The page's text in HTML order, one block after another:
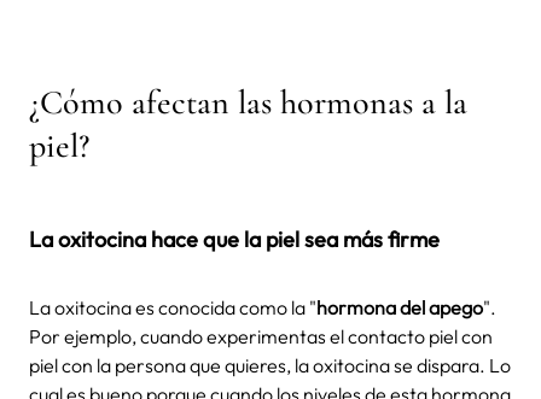
¿Cómo afectan las hormonas a la
piel?
La oxitocina hace que la piel sea más firme
La oxitocina es conocida como la "hormona del apego".
Por ejemplo, cuando experimentas el contacto piel con
piel con la persona que quieres, la oxitocina se dispara. Lo
cual es bueno porque cuando los niveles de esta hormona